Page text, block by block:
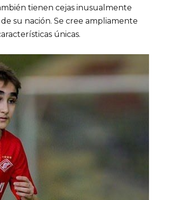
tienen cejas inusualmente
su nación. Se cree ampliamente
únicas.